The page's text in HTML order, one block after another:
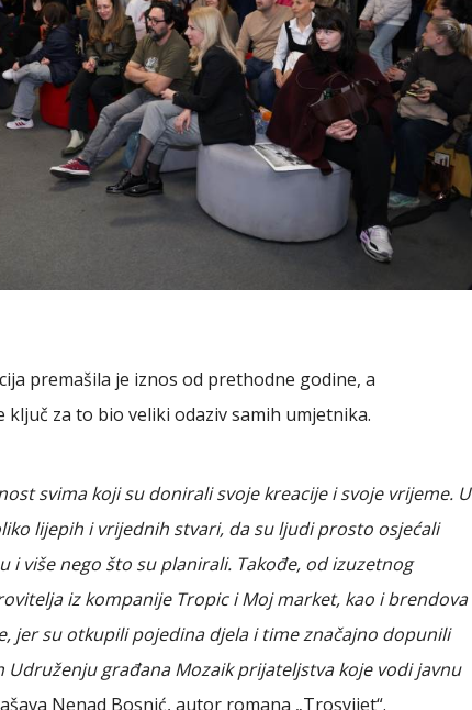
premašila je iznos od prethodne godine, a
za to bio veliki odaziv samih umjetnika.
svima koji su donirali svoje kreacije i svoje vrijeme. U
lijepih i vrijednih stvari, da su ljudi prosto osjećali
i više nego što su planirali. Takođe, od izuzetnog
iz kompanije Tropic i Moj market, kao i brendova
jer su otkupili pojedina djela i time značajno dopunili
građana Mozaik prijateljstva koje vodi javnu
Nenad Bosnić, autor romana „Trosvijet“.